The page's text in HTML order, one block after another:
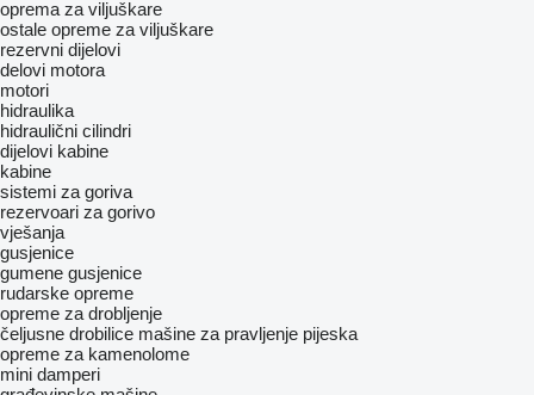
oprema za viljuškare
ostale opreme za viljuškare
rezervni dijelovi
delovi motora
motori
hidraulika
hidraulični cilindri
dijelovi kabine
kabine
sistemi za goriva
rezervoari za gorivo
vješanja
gusjenice
gumene gusjenice
rudarske opreme
opreme za drobljenje
čeljusne drobilice mašine za pravljenje pijeska
opreme za kamenolome
mini damperi